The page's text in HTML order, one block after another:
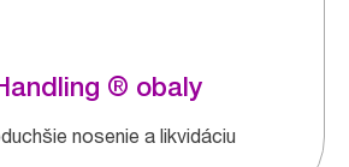
® obaly
nosenie a likvidáciu